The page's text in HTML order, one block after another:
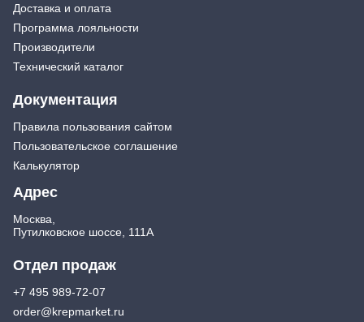
Доставка и оплата
Программа лояльности
Производители
Технический каталог
Документация
Правила пользования сайтом
Пользовательское соглашение
Калькулятор
Адрес
Москва,
Путилковское шоссе, 111А
Отдел продаж
+7 495 989-72-07
order@krepmarket.ru